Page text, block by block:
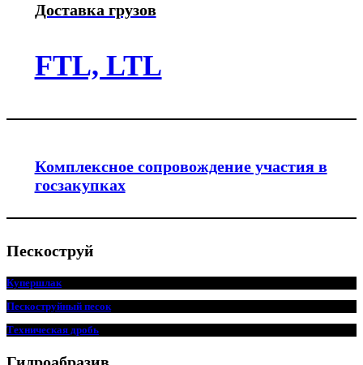
Доставка грузов
FTL, LTL
Комплексное сопровождение участия в
госзакупках
Пескоструй
Купершлак
Пескоструйный песок
Техническая дробь